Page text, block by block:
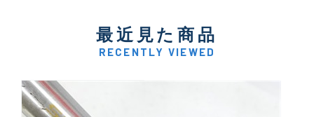
最近見た商品
RECENTLY VIEWED